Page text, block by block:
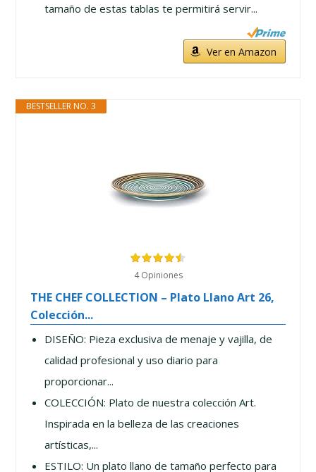
tamaño de estas tablas te permitirá servir...
Ver en Amazon
BESTSELLER NO. 3
4 Opiniones
THE CHEF COLLECTION – Plato Llano Art 26,
Colección...
DISEÑO: Pieza exclusiva de menaje y vajilla, de
calidad profesional y uso diario para
proporcionar...
COLECCIÓN: Plato de nuestra colección Art.
Inspirada en la belleza de las creaciones
artísticas,...
ESTILO: Un plato llano de tamaño perfecto para